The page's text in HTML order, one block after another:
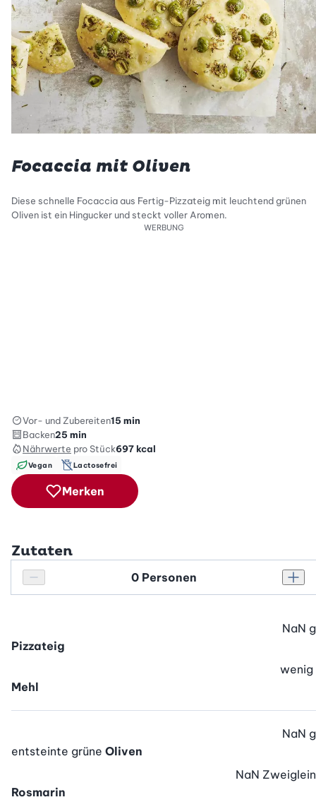
Focaccia mit Oliven
Diese schnelle Focaccia aus Fertig-Pizzateig mit leuchtend grünen
Oliven ist ein Hingucker und steckt voller Aromen.
WERBUNG
Vor- und Zubereiten15 min
Backen25 min
Nährwerte pro Stück697kcal
Vegan Lactosefrei
Merken
Zutaten
Personenanzahl verringern
Personenanzahl
Pizzateig
NaN g
Mehl
wenig
entsteinte grüne Oliven
NaN g
Rosmarin
NaN Zweiglein